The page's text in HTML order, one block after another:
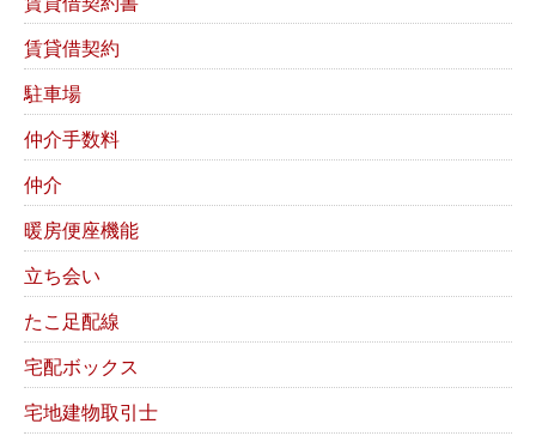
賃貸借契約
駐車場
仲介手数料
仲介
暖房便座機能
立ち会い
たこ足配線
宅配ボックス
宅地建物取引士